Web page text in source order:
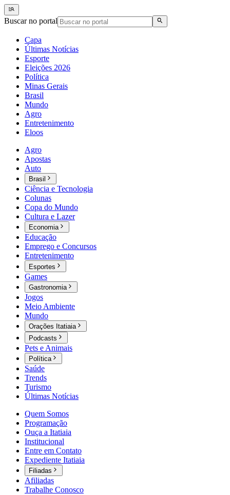
Buscar no portal
Capa
Últimas Notícias
Esporte
Eleições 2026
Política
Minas Gerais
Brasil
Mundo
Agro
Entretenimento
Eloos
Agro
Apostas
Auto
Brasil
Ciência e Tecnologia
Colunas
Copa do Mundo
Cultura e Lazer
Economia
Educação
Emprego e Concursos
Entretenimento
Esportes
Games
Gastronomia
Jogos
Meio Ambiente
Mundo
Orações Itatiaia
Podcasts
Pets e Animais
Política
Saúde
Trends
Turismo
Últimas Notícias
Quem Somos
Programação
Ouça a Itatiaia
Institucional
Entre em Contato
Expediente Itatiaia
Filiadas
Afiliadas
Trabalhe Conosco